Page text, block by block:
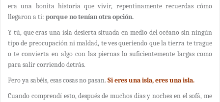
era una bonita historia que vivir, repentinamente recuerdas cómo
llegaron a ti: porque no tenían otra opción.
Y tú, que eras una isla desierta situada en medio del océano sin ningún
tipo de preocupación ni maldad, te ves queriendo que la tierra te trague
o te convierta en algo con las piernas lo suficientemente largas como
para salir corriendo detrás.
Pero ya sabéis, esas cosas no pasan. Si eres una isla, eres una isla.
Cuando comprendí esto, después de muchos días y noches en el sofá, me